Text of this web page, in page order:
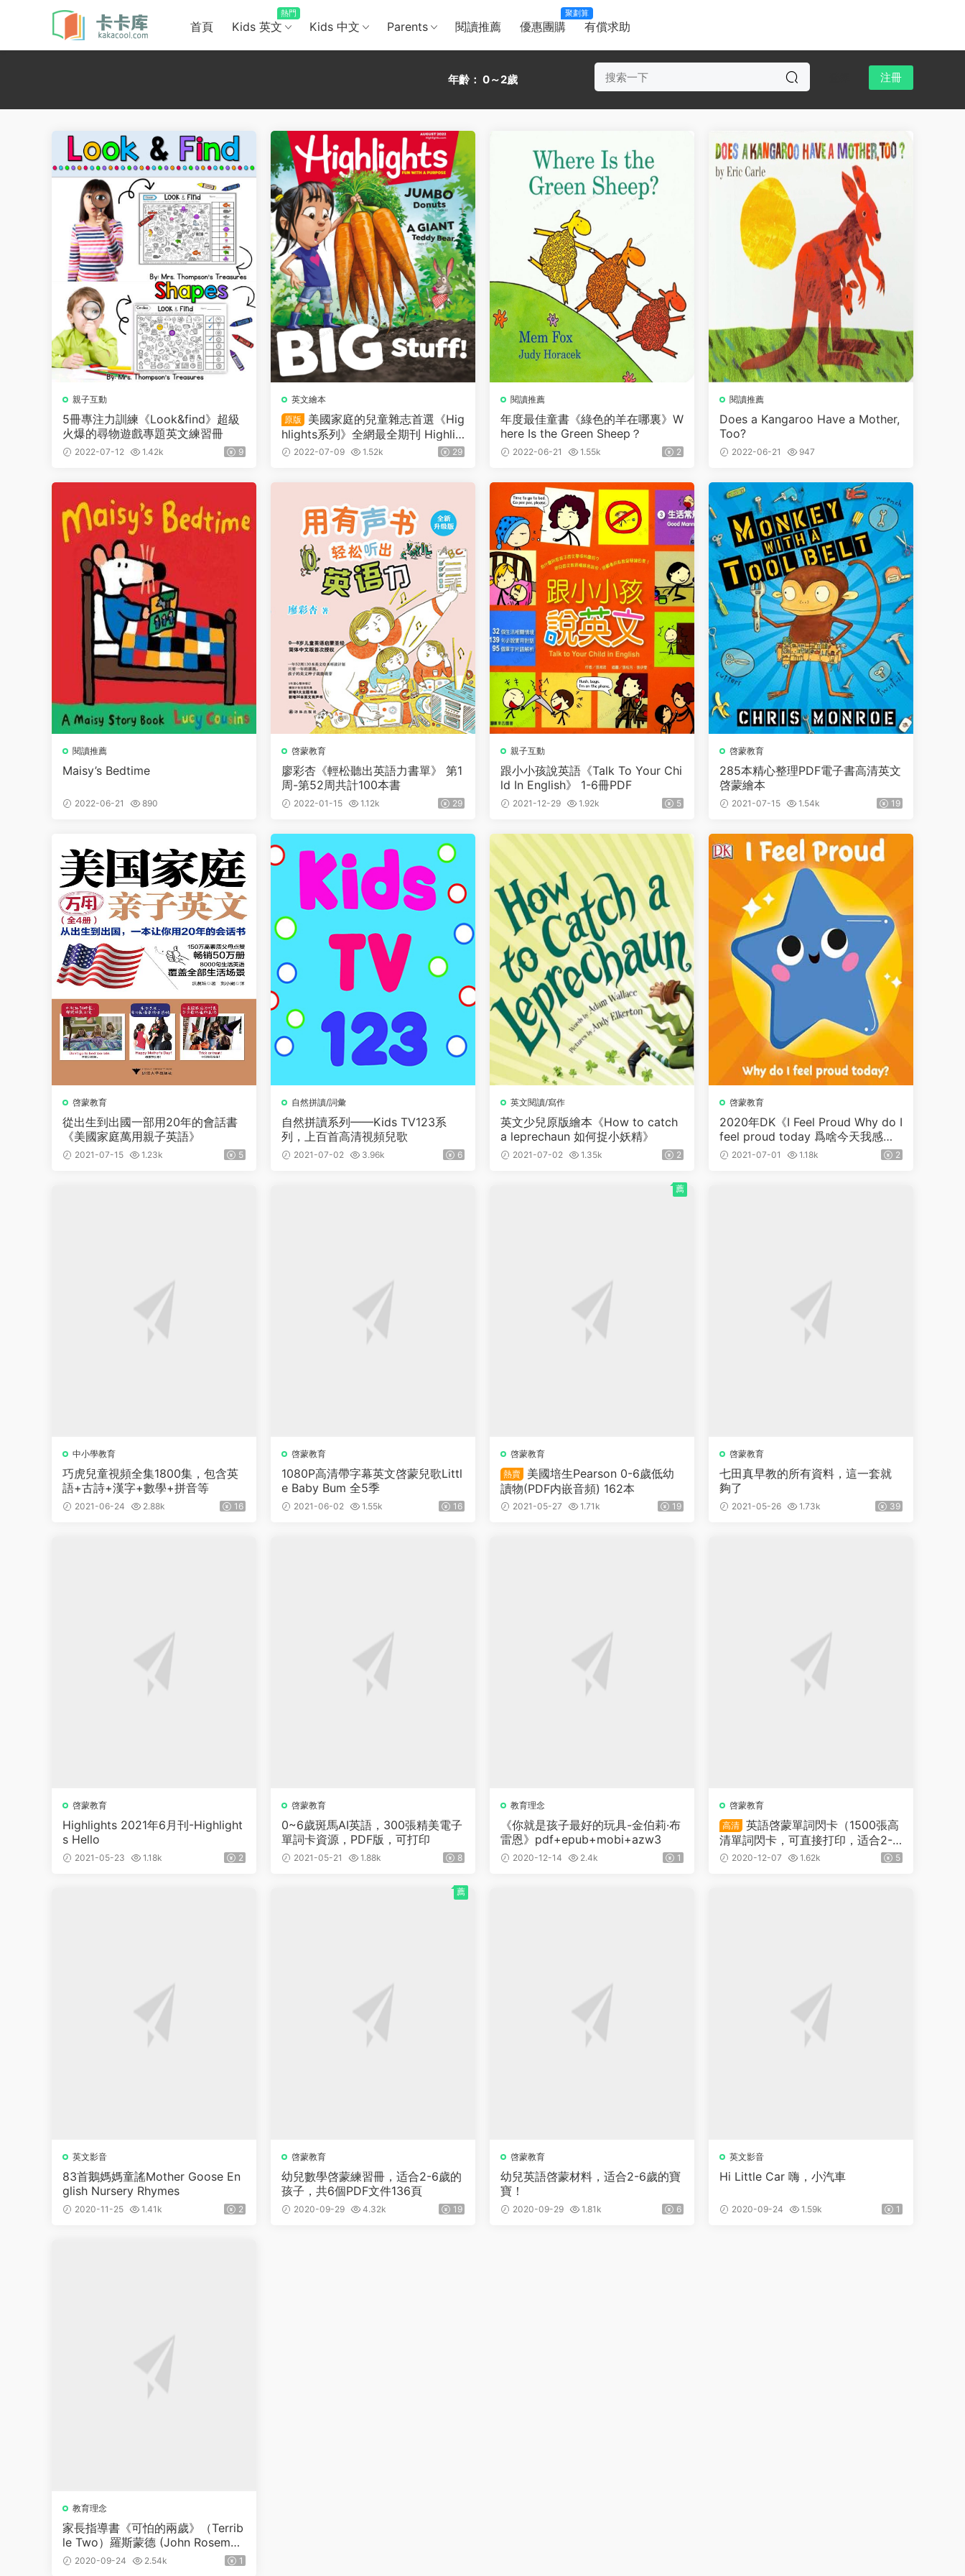
首頁 Kids 英文
熱門
Kids 中文 Parents 閱讀推薦 優惠團購
聚劃算
有償求助
注冊
年齡： 0～2歲
親子互動
5冊專注力訓練《Look&find》超級
火爆的尋物遊戲專題英文練習冊
2022-07-12 1.42k 9
英文繪本
原版
美國家庭的兒童雜志首選《Hig
hlights系列》全網最全期刊 Highlig
hts Hello、Highlights High Five/Bi
2022-07-09 1.52k 29
閱讀推薦
年度最佳童書《綠色的羊在哪裏》W
here Is the Green Sheep？
2022-06-21 1.55k 2
閱讀推薦
Does a Kangaroo Have a Mother,
Too?
2022-06-21 947
閱讀推薦
Maisy’s Bedtime
2022-06-21 890
啓蒙教育
廖彩杏《輕松聽出英語力書單》 第1
周-第52周共計100本書
2022-01-15 1.12k 29
親子互動
跟小小孩說英語《Talk To Your Chi
ld In English》 1-6冊PDF
2021-12-29 1.92k 5
啓蒙教育
285本精心整理PDF電子書高清英文
啓蒙繪本
2021-07-15 1.54k 19
啓蒙教育
從出生到出國一部用20年的會話書
《美國家庭萬用親子英語》
2021-07-15 1.23k 5
自然拼讀/詞彙
自然拼讀系列——Kids TV123系
列，上百首高清視頻兒歌
2021-07-02 3.96k 6
英文閱讀/寫作
英文少兒原版繪本《How to catch
a leprechaun 如何捉小妖精》
2021-07-02 1.35k 2
啓蒙教育
2020年DK《I Feel Proud Why do I
feel proud today 爲啥今天我感到
驕傲》，令幼兒愉快的啓蒙書~
2021-07-01 1.18k 2
中小學教育
巧虎兒童視頻全集1800集，包含英
語+古詩+漢字+數學+拼音等
2021-06-24 2.88k 16
啓蒙教育
1080P高清帶字幕英文啓蒙兒歌Littl
e Baby Bum 全5季
2021-06-02 1.55k 16
啓蒙教育
熱賣
美國培生Pearson 0-6歲低幼
讀物(PDF内嵌音頻) 162本
2021-05-27 1.71k 19
薦
啓蒙教育
七田真早教的所有資料，這一套就
夠了
2021-05-26 1.73k 39
啓蒙教育
Highlights 2021年6月刊-Highlight
s Hello
2021-05-23 1.18k 2
啓蒙教育
0~6歲斑馬AI英語，300張精美電子
單詞卡資源，PDF版，可打印
2021-05-21 1.88k 8
教育理念
《你就是孩子最好的玩具-金伯莉·布
雷恩》pdf+epub+mobi+azw3
2020-12-14 2.4k 1
啓蒙教育
高清 英語啓蒙單詞閃卡（1500張高
清單詞閃卡，可直接打印，适合2-1
0歲小盆友）
2020-12-07 1.62k 5
英文影音
83首鵝媽媽童謠Mother Goose En
glish Nursery Rhymes
2020-11-25 1.41k 2
啓蒙教育
幼兒數學啓蒙練習冊，适合2-6歲的
孩子，共6個PDF文件136頁
2020-09-29 4.32k 19
薦
啓蒙教育
幼兒英語啓蒙材料，适合2-6歲的寶
寶！
2020-09-29 1.81k 6
英文影音
Hi Little Car 嗨，小汽車
2020-09-24 1.59k 1
教育理念
家長指導書《可怕的兩歲》（Terrib
le Two）羅斯蒙德 (John Rosemon
d)PDF252頁
2020-09-24 2.54k 1